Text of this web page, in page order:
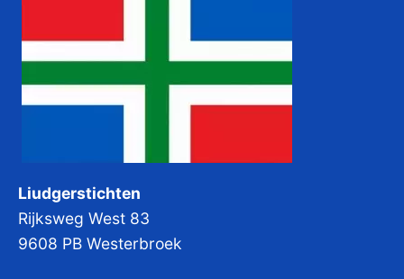
Liudgerstichten
Rijksweg West 83
9608 PB Westerbroek